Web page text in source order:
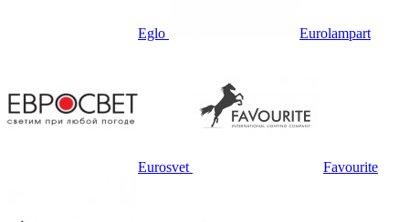
Eglo Eurolampart
Eurosvet Favourite